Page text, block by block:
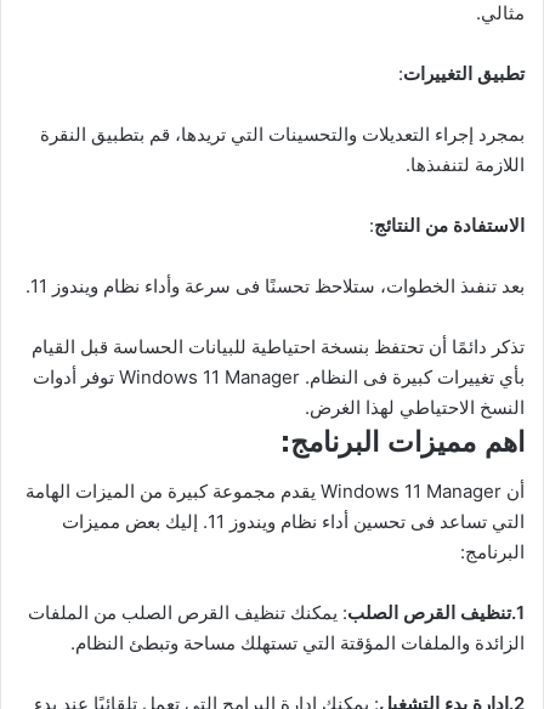
مثالي.
تطبيق التغييرات:
بمجرد إجراء التعديلات والتحسينات التي تريدها، قم بتطبيق النقرة
اللازمة لتنفىذها.
الاستفادة من النتائج:
بعد تنفىذ الخطوات، ستلاحظ تحسنًا فى سرعة وأداء نظام ويندوز 11.
تذكر دائمًا أن تحتفظ بنسخة احتياطية للبيانات الحساسة قبل القيام
بأي تغييرات كبيرة فى النظام. Windows 11 Manager توفر أدوات
النسخ الاحتياطي لهذا الغرض.
اهم مميزات البرنامج:
أن Windows 11 Manager يقدم مجموعة كبيرة من الميزات الهامة
التي تساعد فى تحسين أداء نظام ويندوز 11. إليك بعض مميزات
البرنامج:
1.تنظيف القرص الصلب
: يمكنك تنظيف القرص الصلب من الملفات
الزائدة والملفات المؤقتة التي تستهلك مساحة وتبطئ النظام.
2.إدارة بدء التشغيل : يمكنك إدارة البرامج التي تعمل تلقائيًا عند بدء